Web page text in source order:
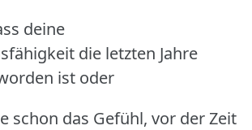
deine
die letzten Jahre
ist oder
schon das Gefühl, vor der Zeit